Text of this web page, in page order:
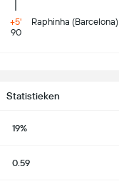
+5'
90
Raphinha
Statistieken
19%
0.59